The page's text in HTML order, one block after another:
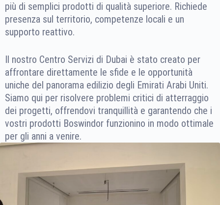
più di semplici prodotti di qualità superiore. Richiede
presenza sul territorio, competenze locali e un
supporto reattivo.
Il nostro Centro Servizi di Dubai è stato creato per
affrontare direttamente le sfide e le opportunità
uniche del panorama edilizio degli Emirati Arabi Uniti.
Siamo qui per risolvere problemi critici di atterraggio
dei progetti, offrendovi tranquillità e garantendo che i
vostri prodotti Boswindor funzionino in modo ottimale
per gli anni a venire.